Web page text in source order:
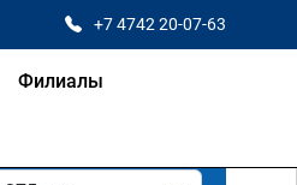
+7 4742 20-07-63
Филиалы